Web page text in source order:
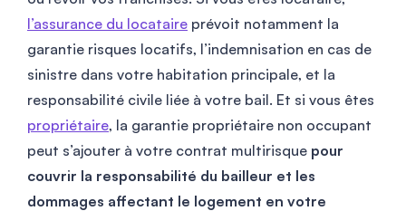
l’assurance du locataire prévoit notamment la
garantie risques locatifs, l’indemnisation en cas de
sinistre dans votre habitation principale, et la
responsabilité civile liée à votre bail. Et si vous êtes
propriétaire, la garantie propriétaire non occupant
peut s’ajouter à votre contrat multirisque pour
couvrir la responsabilité du bailleur et les
dommages affectant le logement en votre